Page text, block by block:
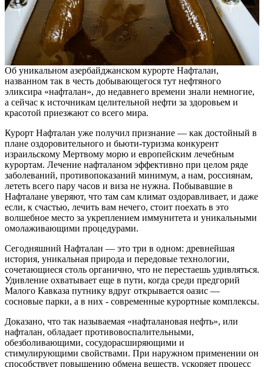
Об уникальном азербайджанском курорте Нафталан,
названном так в честь добывающегося тут нефтяного
эликсира «нафталан», до недавнего времени знали немногие,
а сейчас к источникам целительной нефти за здоровьем и
красотой приезжают со всего мира.
Курорт Нафталан уже получил признание — как достойный в
плане оздоровительного и бьюти-туризма конкурент
израильскому Мертвому морю и европейским лечебным
курортам. Лечение нафталаном эффективно при целом ряде
заболеваний, противопоказаний минимум, а нам, россиянам,
лететь всего пару часов и виза не нужна. Побывавшие в
Нафталане уверяют, что там сам климат оздоравливает, и даже
если, к счастью, лечить вам нечего, стоит поехать в это
волшебное место за укреплением иммунитета и уникальными
омолаживающими процедурами.
Сегодняшний Нафталан — это три в одном: древнейшая
история, уникальная природа и передовые технологии,
сочетающиеся столь органично, что не перестаешь удивляться.
Удивление охватывает еще в пути, когда среди предгорий
Малого Кавказа путнику вдруг открывается оазис —
сосновые парки, а в них - современные курортные комплексы.
Доказано, что так называемая «нафталановая нефть», или
нафталан, обладает противовоспалительными,
обезболивающими, сосудорасширяющими и
стимулирующими свойствами. При наружном применении он
способствует повышению обмена веществ, ускоряет процесс